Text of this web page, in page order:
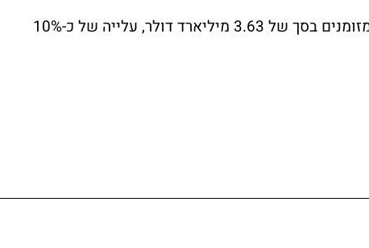
בסוף השנה היו בקופת החברה מזומנים ושווי מזומנים בסך של 3.63 מיליארד דולר, עלייה של כ-10%